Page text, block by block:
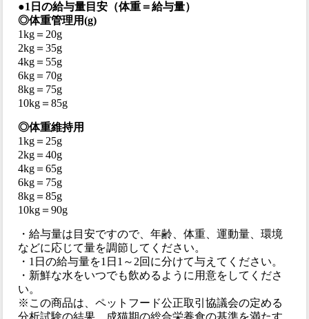
●1日の給与量目安（体重＝給与量）
◎体重管理用(g)
1kg＝20g
2kg＝35g
4kg＝55g
6kg＝70g
8kg＝75g
10kg＝85g
◎体重維持用
1kg＝25g
2kg＝40g
4kg＝65g
6kg＝75g
8kg＝85g
10kg＝90g
・給与量は目安ですので、年齢、体重、運動量、環境
などに応じて量を調節してください。
・1日の給与量を1日1～2回に分けて与えてください。
・新鮮な水をいつでも飲めるように用意をしてくださ
い。
※この商品は、ペットフード公正取引協議会の定める